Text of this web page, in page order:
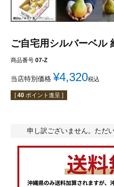
ご自宅用シルバーベル
商品番号 07-Z
当店特別価格 ¥4,320税込
[ 40 ポイント進呈 ]
申し訳ございません。ただ